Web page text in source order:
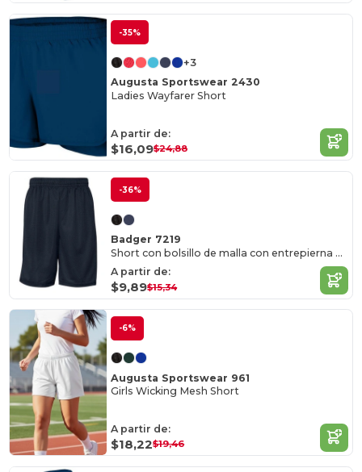
-35%
+3
Augusta Sportswear 2430
Ladies Wayfarer Short
A partir de:
$16,09$24,88
-36%
Badger 7219
Short con bolsillo de malla con entrepierna de 9"
A partir de:
$9,89$15,34
-6%
Augusta Sportswear 961
Girls Wicking Mesh Short
A partir de:
$18,22$19,46